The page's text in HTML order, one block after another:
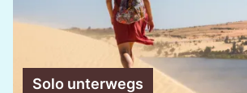
Solo unterwegs